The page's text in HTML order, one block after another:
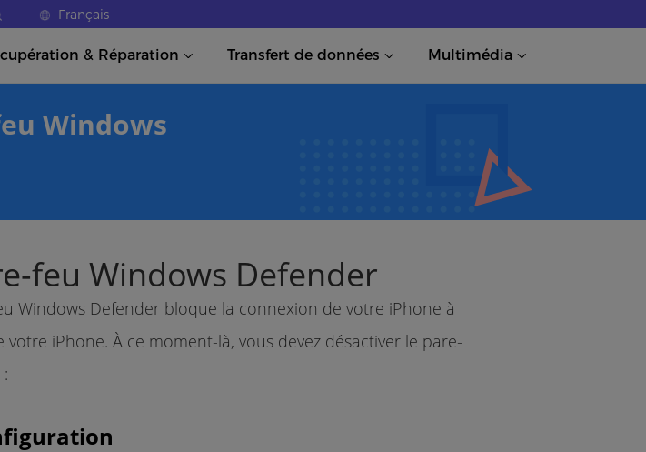
Français
& Réparation Transfert de données Multimédia
Windows
feu Windows Defender
Windows Defender bloque la connexion de votre iPhone à
iPhone. À ce moment-là, vous devez désactiver le pare-